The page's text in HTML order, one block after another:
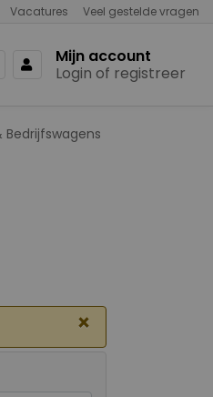
Vacatures Veel gestelde vragen
Mijn account
Login of registreer
Bedrijfswagens
×